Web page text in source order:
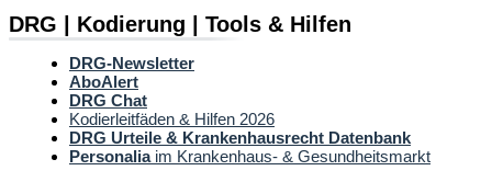
DRG | Kodierung | Tools & Hilfen
DRG-Newsletter
AboAlert
DRG Chat
Kodierleitfäden & Hilfen 2026
DRG Urteile & Krankenhausrecht Datenbank
Personaliaim Krankenhaus- & Gesundheitsmarkt